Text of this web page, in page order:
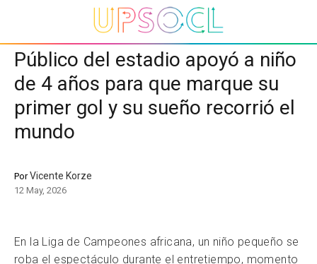
Público del estadio apoyó a niño
de 4 años para que marque su
primer gol y su sueño recorrió el
mundo
PorVicente Korze
12 May, 2026
En la Liga de Campeones africana, un niño pequeño se
roba el espectáculo durante el entretiempo, momento